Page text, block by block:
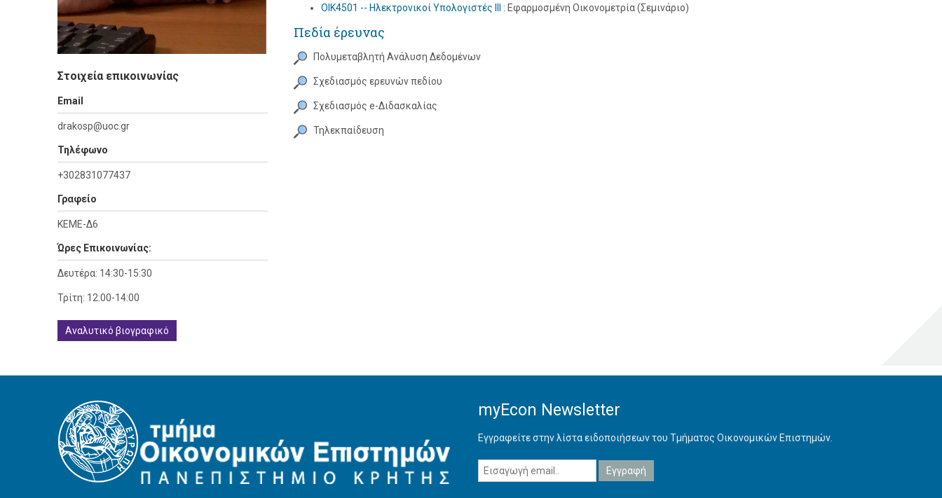
Στοιχεία επικοινωνίας
Εmail
drakosp@uoc.gr
Τηλέφωνο
+302831077437
Γραφείο
ΚΕΜΕ-Δ6
Ώρες Επικοινωνίας:
Δευτέρα: 14:30-15:30
Τρίτη: 12:00-14:00
Αναλυτικό βιογραφικό
OIK4501 -- Ηλεκτρονικοί Υπολογιστές ΙΙΙ
: Εφαρμοσμένη Οικονομετρία (Σεμινάριο)
Πεδία έρευνας
Πολυμεταβλητή Ανάλυση Δεδομένων
Σχεδιασμός ερευνών πεδίου
Σχεδιασμός e-Διδασκαλίας
Τηλεκπαίδευση
myEcon Newsletter
Εγγραφείτε στην λίστα ειδοποιήσεων του Τμήματος Οικονομικών Επιστημών.